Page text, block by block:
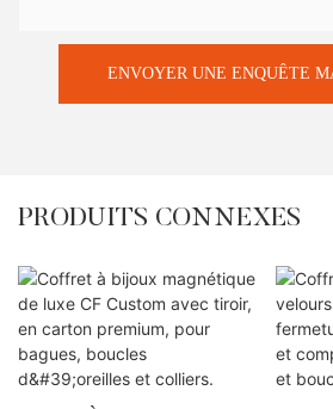
ENVOYER UNE ENQUÊTE
PRODUITS CONNEXES